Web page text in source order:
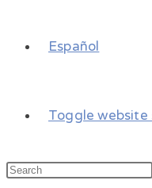
Español
Toggle website